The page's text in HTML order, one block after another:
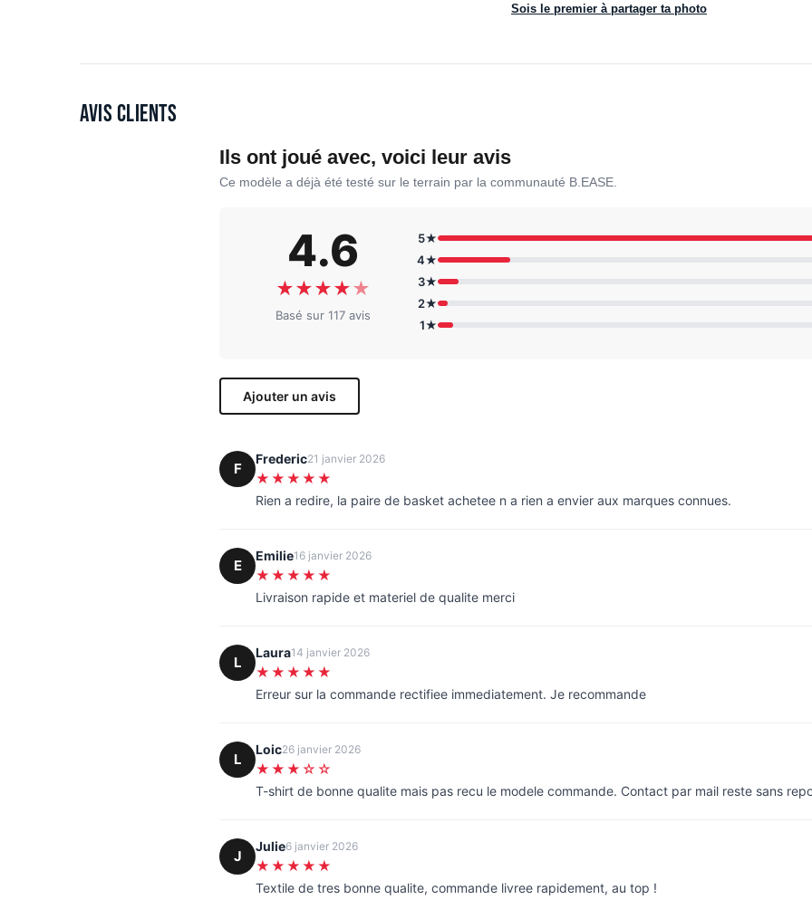
Sois le premier à partager ta photo
Avis clients
Ils ont joué avec, voici leur avis
Ce modèle a déjà été testé sur le terrain par la communauté B.EASE.
4.6
★★★★★
Basé sur 117 avis
5★
4★
3★
2★
1★
Ajouter un avis
F
Frederic21 janvier 2026
★★★★★
Rien a redire, la paire de basket achetee n a rien a envier aux marques connues.
E
Emilie16 janvier 2026
★★★★★
Livraison rapide et materiel de qualite merci
L
Laura14 janvier 2026
★★★★★
Erreur sur la commande rectifiee immediatement. Je recommande
L
Loic26 janvier 2026
★★★☆☆
T-shirt de bonne qualite mais pas recu le modele commande. Contact par mail reste sans
J
Julie6 janvier 2026
★★★★★
Textile de tres bonne qualite, commande livree rapidement, au top !